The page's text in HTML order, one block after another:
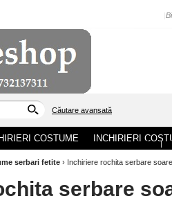
Căutare avansată
ACASA |
COSTUME INCHIRIERI
serbari fetite › Inchiriere rochita serbare
serbare